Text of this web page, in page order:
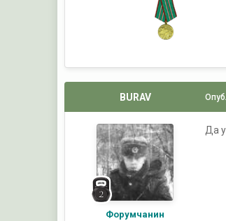
BURAV
Форумчанин
Да